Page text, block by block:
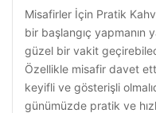
Misafirler İçin Pratik
bir başlangıç yapmanın
güzel bir vakit
Özellikle misafir davet
keyifli ve gösterişli
günümüzde pratik ve